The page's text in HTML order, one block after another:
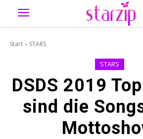
Start STARS
STARS
DSDS 2019
sind die